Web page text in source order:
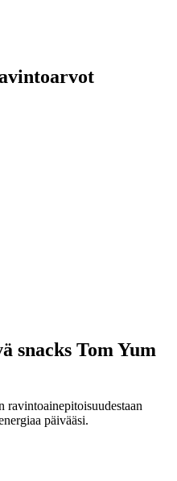
snacks Tom Yum
ravintoainepitoisuudestaan
päivääsi.